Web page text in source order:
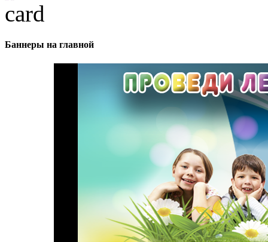
Баннеры на главной